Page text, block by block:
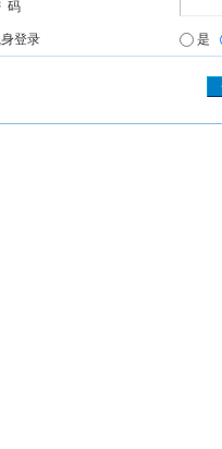
码
登录 是